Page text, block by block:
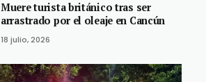
Muere turista británico tras ser
arrastrado por el oleaje en Cancún
18 julio, 2026